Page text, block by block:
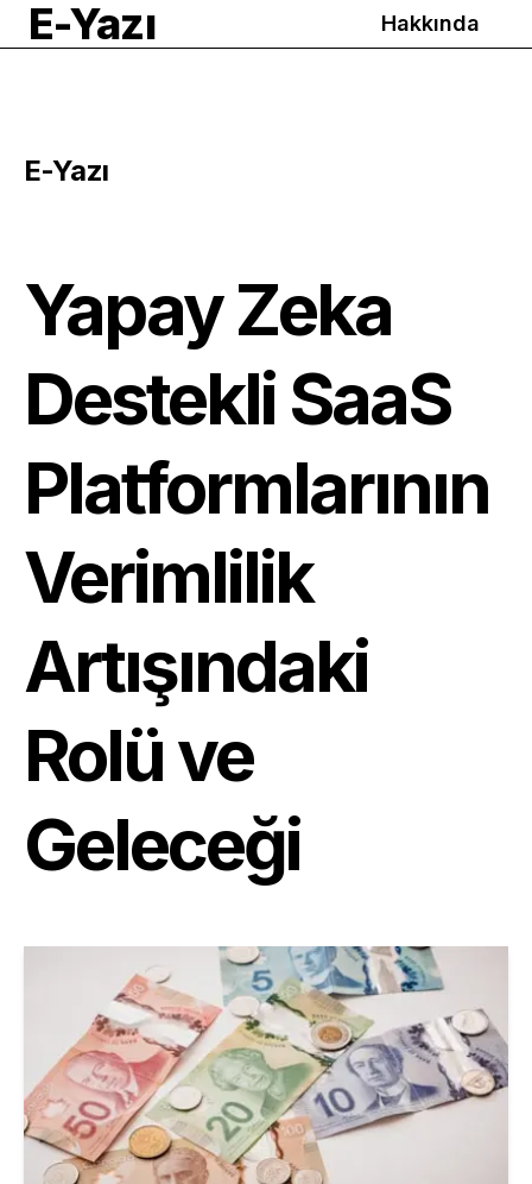
E-Yazı Hakkında
E-Yazı
Yapay Zeka
Destekli SaaS
Platformlarının
Verimlilik
Artışındaki
Rolü ve
Geleceği